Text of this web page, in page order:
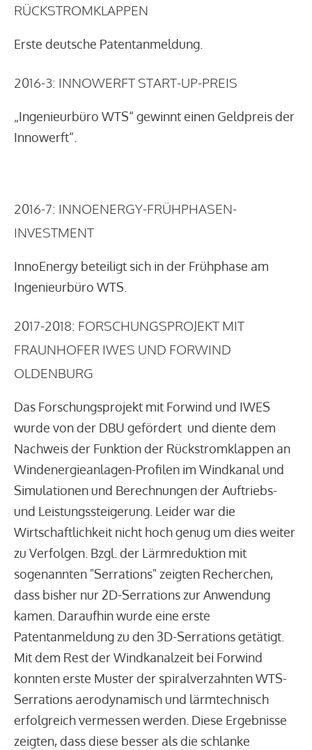
RÜCKSTROMKLAPPEN
Erste deutsche Patentanmeldung.
2016-3: INNOWERFT START-UP-PREIS
„Ingenieurbüro WTS“ gewinnt einen Geldpreis der
Innowerft“.
2016-7: INNOENERGY-FRÜHPHASEN-
INVESTMENT
InnoEnergy beteiligt sich in der Frühphase am
Ingenieurbüro WTS.
2017-2018: FORSCHUNGSPROJEKT MIT
FRAUNHOFER IWES UND FORWIND
OLDENBURG
Das Forschungsprojekt mit Forwind und IWES
wurde von der DBU gefördert und diente dem
Nachweis der Funktion der Rückstromklappen an
Windenergieanlagen-Profilen im Windkanal und
Simulationen und Berechnungen der Auftriebs-
und Leistungssteigerung. Leider war die
Wirtschaftlichkeit nicht hoch genug um dies weiter
zu Verfolgen. Bzgl. der Lärmreduktion mit
sogenannten "Serrations" zeigten Recherchen,
dass bisher nur 2D-Serrations zur Anwendung
kamen. Daraufhin wurde eine erste
Patentanmeldung zu den 3D-Serrations getätigt.
Mit dem Rest der Windkanalzeit bei Forwind
konnten erste Muster der spiralverzahnten WTS-
Serrations aerodynamisch und lärmtechnisch
erfolgreich vermessen werden. Diese Ergebnisse
zeigten, dass diese besser als die schlanke